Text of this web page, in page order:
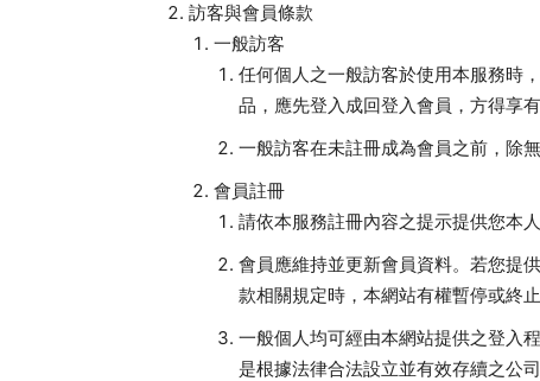
訪客與會員條款
一般訪客
任何個人之一般訪客於使用本服務時
品，應先登入成回登入會員，方得享有
一般訪客在未註冊成為會員之前，除
會員註冊
請依本服務註冊內容之提示提供您本
會員應維持並更新會員資料。若您提
款相關規定時，本網站有權暫停或終
一般個人均可經由本網站提供之登入
是根據法律合法設立並有效存續之公